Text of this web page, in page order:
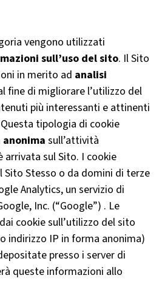
vengono utilizzati
sull’uso del sito. Il Sito
in merito ad analisi
fine di migliorare l’utilizzo del
più interessanti e attinenti
tipologia di cookie
sull’attività
arrivata sul Sito. I cookie
Stesso o da domini di terze
Analytics, un servizio di
Inc. (“Google”) . Le
cookie sull’utilizzo del sito
indirizzo IP in forma anonima)
presso i server di
queste informazioni allo